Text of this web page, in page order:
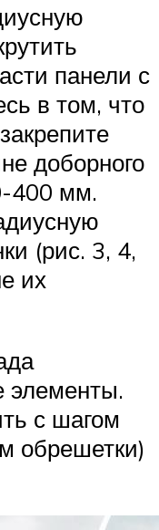
панели с
в том, что
доборного
400 мм.
(рис. 3, 4,
их
элементы.
с шагом
обрешетки)